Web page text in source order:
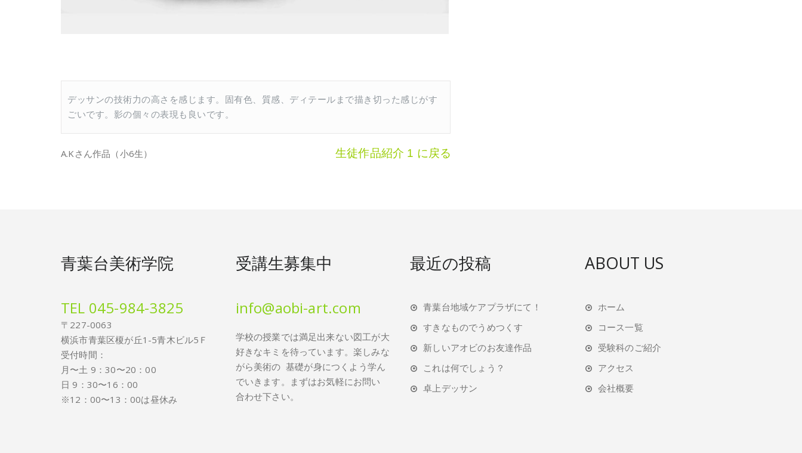
デッサンの技術力の高さを感じます。固有色、質感、ディテールまで描き切った感じがす
ごいです。影の個々の表現も良いです。
A.Kさん作品（小6生） 生徒作品紹介 1 に戻る
青葉台美術学院
TEL 045-984-3825
〒227-0063
横浜市青葉区榎が丘1-5青木ビル5Ｆ
受付時間：
月〜土 9：30〜20：00
日 9：30〜16：00
※12：00〜13：00は昼休み
受講生募集中
info@aobi-art.com
学校の授業では満足出来ない図工が大
好きなキミを待っています。楽しみな
がら美術の 基礎が身につくよう学ん
でいきます。まずはお気軽にお問い
合わせ下さい。
最近の投稿
青葉台地域ケアプラザにて！
すきなものでうめつくす
新しいアオビのお友達作品
これは何でしょう？
卓上デッサン
ABOUT US
ホーム
コース一覧
受験科のご紹介
アクセス
会社概要